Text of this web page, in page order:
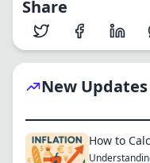
Share
New Updates
How to